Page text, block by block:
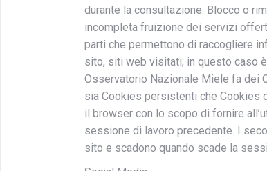
durante la consultazione. Blocco o
incompleta fruizione dei servizi
parti che permettono di raccogliere
sito, siti web visitati; in questo caso
Osservatorio Nazionale Miele fa dei
sia Cookies persistenti che Cookies
il browser con lo scopo di fornire
sessione di lavoro precedente. I
sito e scadono quando scade la